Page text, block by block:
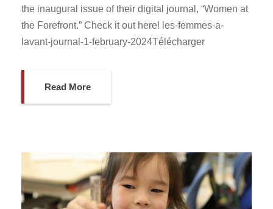
the inaugural issue of their digital journal, “Women at
the Forefront.” Check it out here! les-femmes-a-
lavant-journal-1-february-2024Télécharger
Read More